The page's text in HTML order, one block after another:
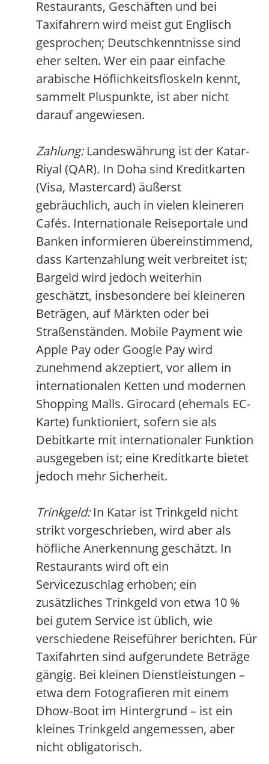
Restaurants, Geschäften und bei
Taxifahrern wird meist gut Englisch
gesprochen; Deutschkenntnisse sind
eher selten. Wer ein paar einfache
arabische Höflichkeitsfloskeln kennt,
sammelt Pluspunkte, ist aber nicht
darauf angewiesen.
Zahlung:Landeswährung ist der Katar-
Riyal (QAR). In Doha sind Kreditkarten
(Visa, Mastercard) äußerst
gebräuchlich, auch in vielen kleineren
Cafés. Internationale Reiseportale und
Banken informieren übereinstimmend,
dass Kartenzahlung weit verbreitet ist;
Bargeld wird jedoch weiterhin
geschätzt, insbesondere bei kleineren
Beträgen, auf Märkten oder bei
Straßenständen. Mobile Payment wie
Apple Pay oder Google Pay wird
zunehmend akzeptiert, vor allem in
internationalen Ketten und modernen
Shopping Malls. Girocard (ehemals EC-
Karte) funktioniert, sofern sie als
Debitkarte mit internationaler Funktion
ausgegeben ist; eine Kreditkarte bietet
jedoch mehr Sicherheit.
Trinkgeld:In Katar ist Trinkgeld nicht
strikt vorgeschrieben, wird aber als
höfliche Anerkennung geschätzt. In
Restaurants wird oft ein
Servicezuschlag erhoben; ein
zusätzliches Trinkgeld von etwa 10 %
bei gutem Service ist üblich, wie
verschiedene Reiseführer berichten. Für
Taxifahrten sind aufgerundete Beträge
gängig. Bei kleinen Dienstleistungen –
etwa dem Fotografieren mit einem
Dhow-Boot im Hintergrund – ist ein
kleines Trinkgeld angemessen, aber
nicht obligatorisch.